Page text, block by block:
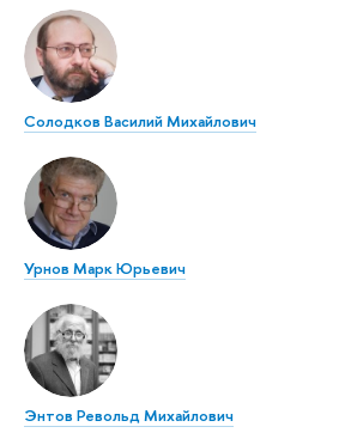
Солодков Василий Михайлович
Урнов Марк Юрьевич
Энтов Револьд Михайлович